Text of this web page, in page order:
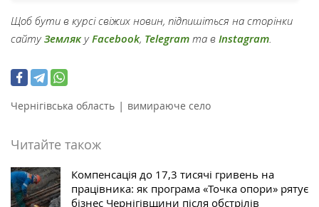
Щоб бути в курсі свіжих новин, підпишіться на сторінки
сайтуЗемлякуFacebook, Telegram та в Instagram.
Чернігівська область | вимираюче село
Читайте також
Компенсація до 17,3 тисячі гривень на
працівника: як програма «Точка опори» рятує
бізнес Чернігівщини після обстрілів